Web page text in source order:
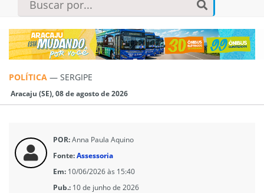
POLÍTICA — SERGIPE
Aracaju (SE), 08 de agosto de 2026
POR:Anna Paula Aquino
Fonte:Assessoria
Em: 10/06/2026 às 15:40
Pub.: 10 de junho de 2026